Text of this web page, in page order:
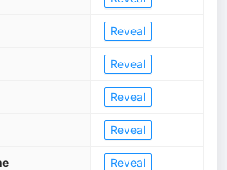
Reveal
Reveal
Reveal
Reveal
Reveal